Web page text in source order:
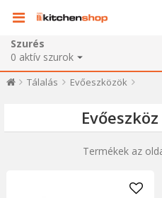
Szurés
0 aktív szurok
Tálalás Evőeszközök
Termékek az